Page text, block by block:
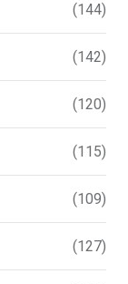
(144)
(142)
(120)
(115)
(109)
(127)